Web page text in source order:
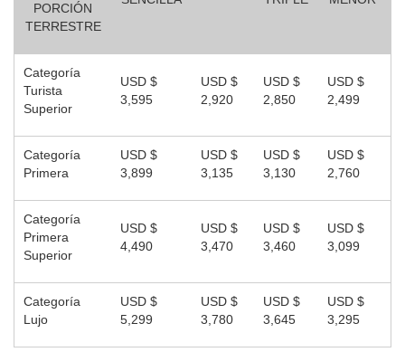
PORCIÓN
TERRESTRE
Categoría
Turista
Superior
USD $
3,595
USD $
2,920
USD $
2,850
USD $
2,499
Categoría
Primera
USD $
3,899
USD $
3,135
USD $
3,130
USD $
2,760
Categoría
Primera
Superior
USD $
4,490
USD $
3,470
USD $
3,460
USD $
3,099
Categoría
Lujo
USD $
5,299
USD $
3,780
USD $
3,645
USD $
3,295